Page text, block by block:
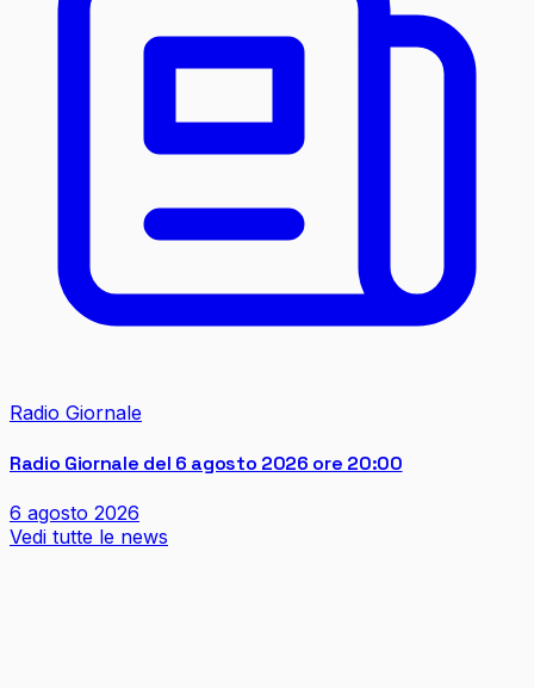
Radio Giornale
Radio Giornale del 6 agosto 2026 ore 20:00
6 agosto 2026
Vedi tutte le news